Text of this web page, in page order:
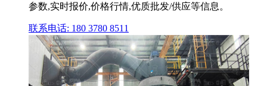
参数,实时报价,价格行情,优质批发/供应等信息。
联系电话: 180 3780 8511